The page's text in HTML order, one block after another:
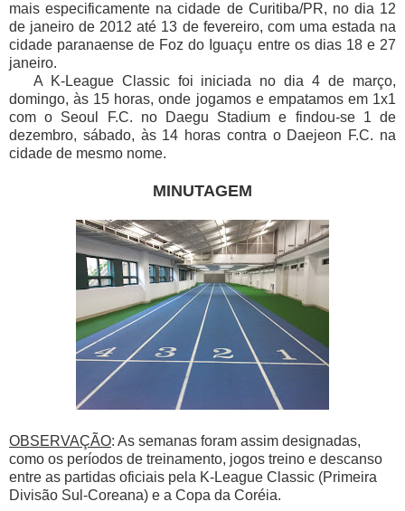
mais especificamente na cidade de Curitiba/PR, no dia 12
de janeiro de 2012 até 13 de fevereiro, com uma estada na
cidade paranaense de Foz do Iguaçu entre os dias 18 e 27
janeiro.
A K-League Classic foi iniciada no dia 4 de março,
domingo, às 15 horas, onde jogamos e empatamos em 1x1
com o Seoul F.C. no Daegu Stadium e findou-se 1 de
dezembro, sábado, às 14 horas contra o Daejeon F.C. na
cidade de mesmo nome.
MINUTAGEM
OBSERVAÇÃO: As semanas foram assim designadas,
como os períodos de treinamento, jogos treino e descanso
entre as partidas oficiais pela K-League Classic (Primeira
Divisão Sul-Coreana) e a Copa da Coréia.